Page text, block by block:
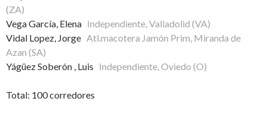
(ZA)
Vega García, Elena Independiente, Valladolid (VA)
Vidal Lopez, Jorge Atl.macotera Jamón Prim, Miranda de
Azan (SA)
Yágüez Soberón , Luis Independiente, Oviedo (O)
Total: 100 corredores